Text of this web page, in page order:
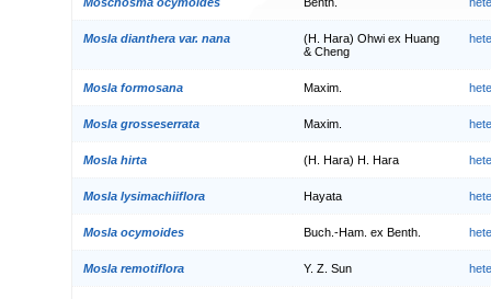
Mosla dianthera var. nana
(H. Hara) Ohwi ex Huang
& Cheng
Mosla formosana Maxim.
Mosla grosseserrata Maxim.
Mosla hirta (H. Hara) H. Hara
Mosla lysimachiiflora Hayata
Mosla ocymoides Buch.-Ham. ex Benth.
Mosla remotiflora Y. Z. Sun